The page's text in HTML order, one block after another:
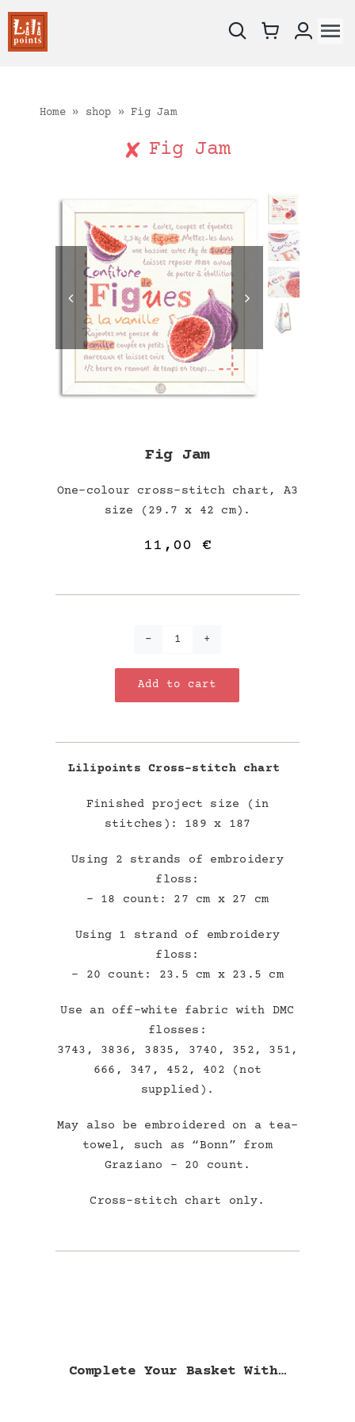
Skip
to
content
Charts
Embroidery fabrics
Home» shop »Fig Jam
Fig Jam
Fig Jam
One-colour cross-stitch chart, A3
size (29.7 x 42 cm).
11,00 €
Jam
quantity
Add to cart
Lilipoints Cross-stitch chart
Finished project size (in
stitches): 189 x 187
Using 2 strands of embroidery
floss:
– 18 count: 27 cm x 27 cm
Using 1 strand of embroidery
floss:
– 20 count: 23.5 cm x 23.5 cm
Use an off-white fabric with DMC
flosses:
3743, 3836, 3835, 3740, 352, 351,
666, 347, 452, 402 (not
supplied).
May also be embroidered on a tea-
towel, such as “Bonn” from
Graziano – 20 count.
Cross-stitch chart only.
Complete Your Basket With…